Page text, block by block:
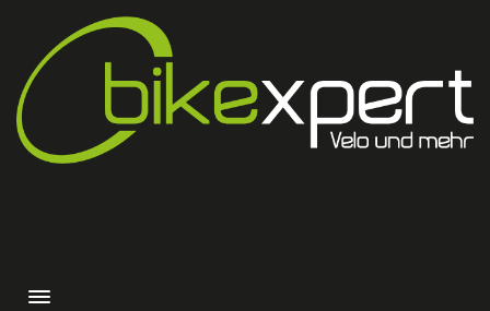
Toggle navigation